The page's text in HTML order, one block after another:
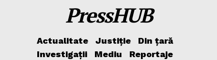
PressHUB
Actualitate Justiție
Din țară
Investigații
Mediu
Reportaje